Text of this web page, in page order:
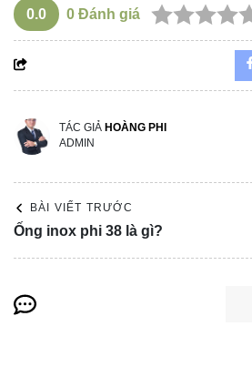
0.0 0 Đánh giá
TÁC GIẢ HOÀNG PHI
ADMIN
BÀI VIẾT TRƯỚC
Ống inox phi 38 là gì?